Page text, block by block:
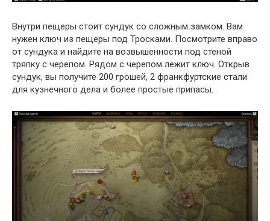
Внутри пещеры стоит сундук со сложным замком. Вам
нужен ключ из пещеры под Тросками. Посмотрите вправо
от сундука и найдите на возвышенности под стеной
тряпку с черепом. Рядом с черепом лежит ключ. Открыв
сундук, вы получите 200 грошей, 2 франкфуртские стали
для кузнечного дела и более простые припасы.